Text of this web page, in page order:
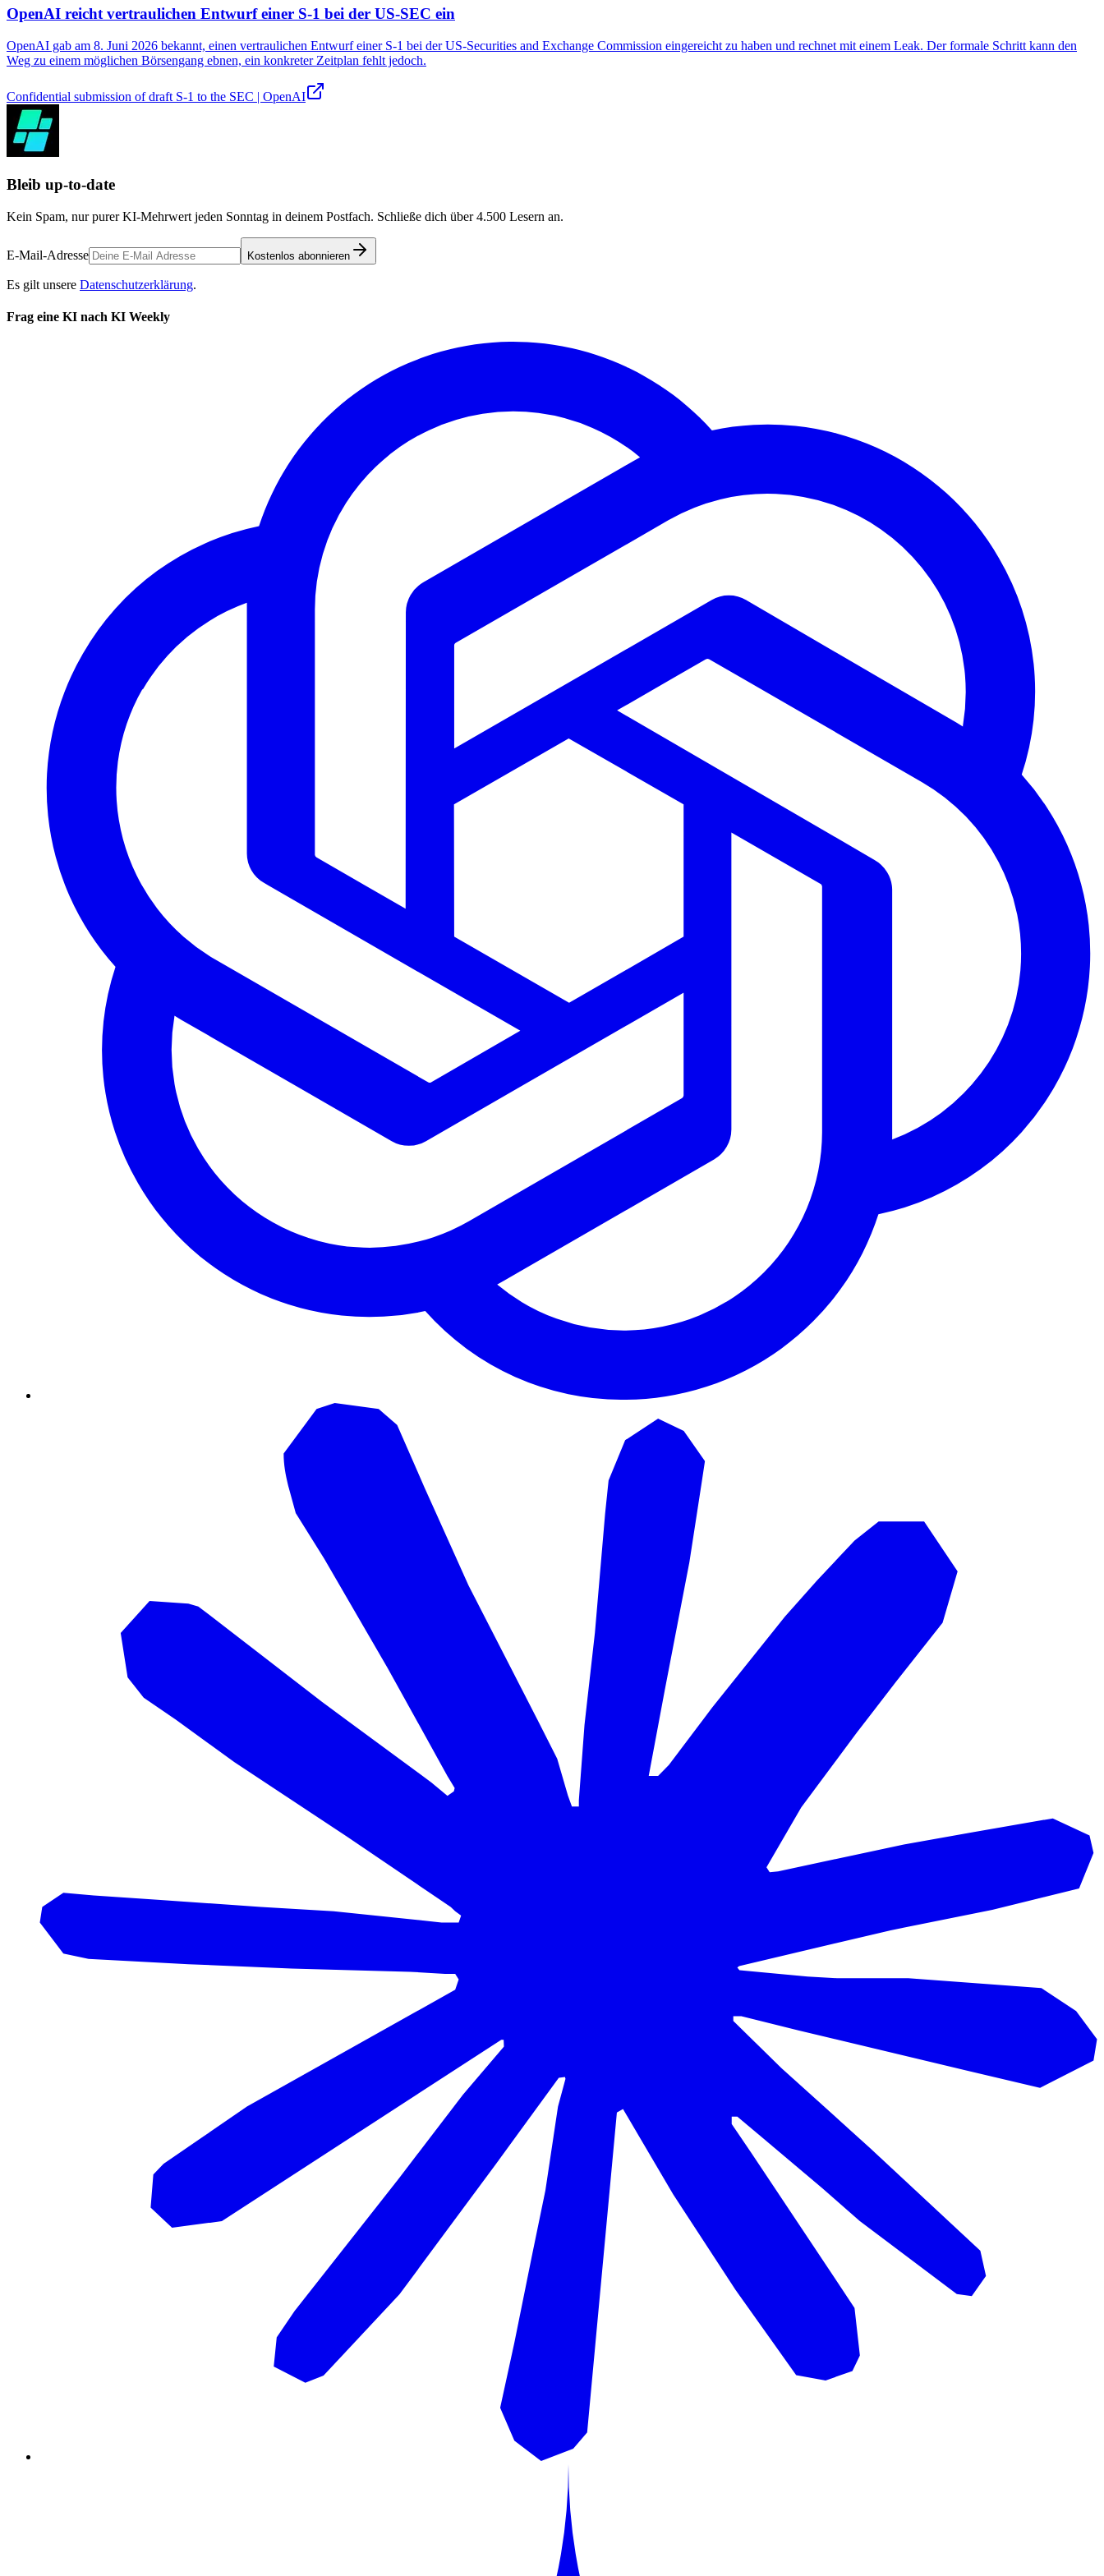
OpenAI reicht vertraulichen Entwurf einer S-1 bei der US-SEC ein
OpenAI gab am 8. Juni 2026 bekannt, einen vertraulichen Entwurf einer S-1 bei der US-Securities and Exchange Commission eingereicht zu haben und rechnet mit einem Leak. Der formale Schritt kann den
Weg zu einem möglichen Börsengang ebnen, ein konkreter Zeitplan fehlt jedoch.
Confidential submission of draft S-1 to the SEC | OpenAI
Bleib up-to-date
Kein Spam, nur purer KI-Mehrwert jeden Sonntag in deinem Postfach. Schließe dich über4.500 Lesern an.
E-Mail-Adresse Kostenlos abonnieren
Es gilt unsere Datenschutzerklärung.
Frag eine KI nach KI Weekly